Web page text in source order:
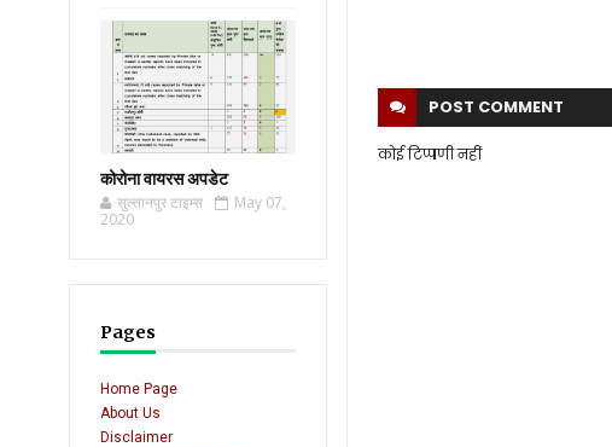
कोरोना वायरस अपडेट
सुल्तानपुर टाइम्स
May 07,
2020
Pages
Home Page
About Us
Disclaimer
POST COMMENT
कोई टिप्पणी नहीं